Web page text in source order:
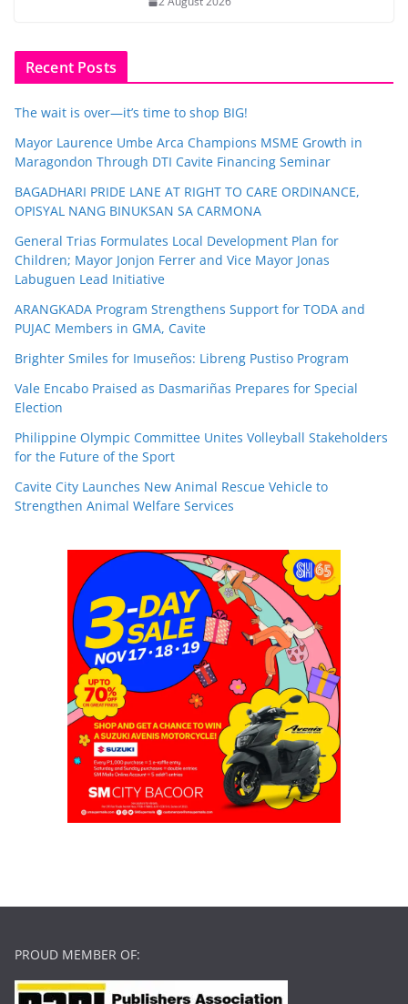
Recent Posts
The wait is over—it’s time to shop BIG!
Mayor Laurence Umbe Arca Champions MSME Growth in
Maragondon Through DTI Cavite Financing Seminar
BAGADHARI PRIDE LANE AT RIGHT TO CARE ORDINANCE,
OPISYAL NANG BINUKSAN SA CARMONA
General Trias Formulates Local Development Plan for
Children; Mayor Jonjon Ferrer and Vice Mayor Jonas
Labuguen Lead Initiative
ARANGKADA Program Strengthens Support for TODA and
PUJAC Members in GMA, Cavite
Brighter Smiles for Imuseños: Libreng Pustiso Program
Vale Encabo Praised as Dasmariñas Prepares for Special
Election
Philippine Olympic Committee Unites Volleyball Stakeholders
for the Future of the Sport
Cavite City Launches New Animal Rescue Vehicle to
Strengthen Animal Welfare Services
PROUD MEMBER OF: